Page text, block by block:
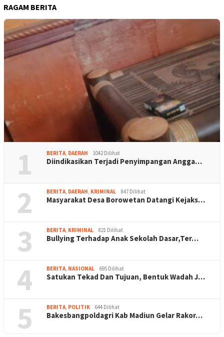
RAGAM BERITA
1 BERITA DAERAH 1042 Dilihat
Diindikasikan Terjadi Penyimpangan Angga…
2 BERITA DAERAH KRIMINAL 847 Dilihat
Masyarakat Desa Borowetan Datangi Kejaks…
3 BERITA KRIMINAL 821 Dilihat
Bullying Terhadap Anak Sekolah Dasar,Ter…
4 BERITA NASIONAL 695 Dilihat
Satukan Tekad Dan Tujuan, Bentuk Wadah J…
5 BERITA POLITIK 644 Dilihat
Bakesbangpoldagri Kab Madiun Gelar Rakor…